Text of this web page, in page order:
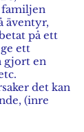
familjen
äventyr,
på ett
ett
gjort en
det kan
(inre